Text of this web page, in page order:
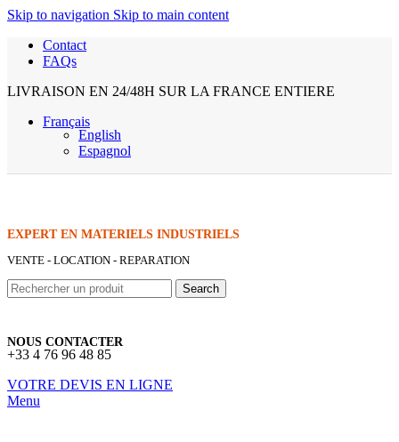
Skip to navigation Skip to main content
Contact
FAQs
LIVRAISON EN 24/48H SUR LA FRANCE ENTIERE
Français
English
Espagnol
EXPERT EN MATERIELS INDUSTRIELS
VENTE - LOCATION - REPARATION
Search
NOUS CONTACTER
+33 4 76 96 48 85
VOTRE DEVIS EN LIGNE
Menu